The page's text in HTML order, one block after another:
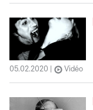
05.02.2020 Vidéo